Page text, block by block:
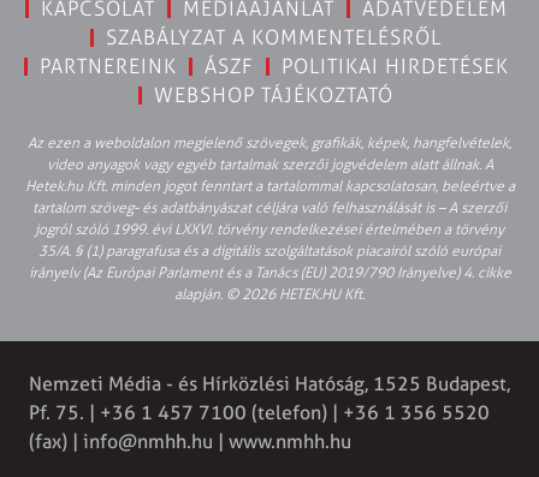
KAPCSOLAT MÉDIAAJÁNLAT
ADATVÉDELEM
SZABÁLYZAT A KOMMENTELÉSRŐL
PARTNEREINK
ÁSZF
POLITIKAI HIRDETÉSEK
WEBSHOP TÁJÉKOZTATÓ
Az ezen a weboldalon megjelenő szövegek, grafikák, képek, hangfelvételek,
video anyagok vagy egyéb tartalmak szerzői jogvédelem alatt állnak. A
Hetek.hu Kft. minden jogot fenntart a tartalommal kapcsolatosan, beleértve a
tartalom szöveg- és adatbányászat céljára való felhasználását is – A szerzői
jogról szóló 1999. évi LXXVI. törvény rendelkezései értelmében a törvény
35/A. § (1) paragrafusa és a digitális szolgáltatások piacairól szóló európai
irányelv (Az Európai Parlament és a Tanács (EU) 2019/790 Irányelve) 4. cikke
alapján. © 2026 HETEK.HU Kft.
Nemzeti Média - és Hírközlési Hatóság, 1525 Budapest,
Pf. 75. | +36 1 457 7100 (telefon) | +36 1 356 5520
(fax) | info@nmhh.hu | www.nmhh.hu